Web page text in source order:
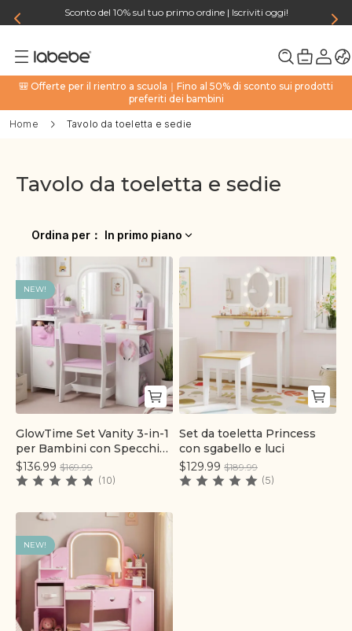
Sconto del 10% sul tuo primo ordine | Iscriviti oggi!
🎒 Offerte per il rientro a scuola｜Fino al 50% di sconto sui prodotti
preferiti dei bambini
Home Tavolo da toeletta e sedie
Tavolo da toeletta e sedie
Ordina per ： In primo piano
Aggiunta rapida
NEW!
GlowTime Set Vanity 3-in-1
per Bambini con Specchio
LED, Armadio per
Conservazione e Sedia
$136.99 $169.99
(10)
Aggiunta rapida
Set da toeletta Princess
con sgabello e luci
$129.99 $189.99
(5)
NEW!